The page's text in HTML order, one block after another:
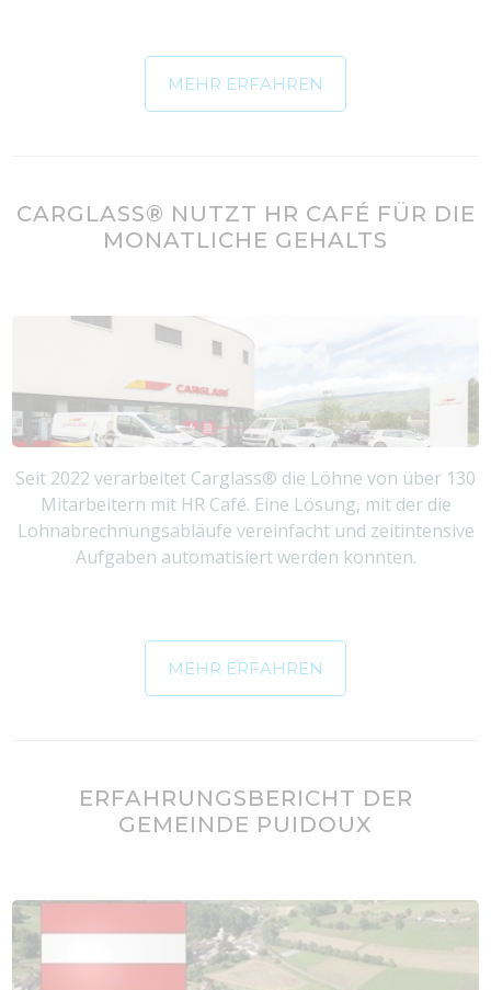
MEHR ERFAHREN
CARGLASS® NUTZT HR CAFÉ FÜR DIE
MONATLICHE GEHALTS
Seit 2022 verarbeitet Carglass® die Löhne von über 130
Mitarbeitern mit HR Café. Eine Lösung, mit der die
Lohnabrechnungsabläufe vereinfacht und zeitintensive
Aufgaben automatisiert werden konnten.
MEHR ERFAHREN
ERFAHRUNGSBERICHT DER
GEMEINDE PUIDOUX